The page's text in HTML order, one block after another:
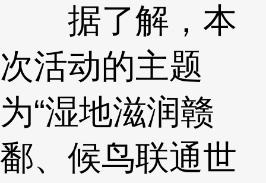
据了解，本
次活动的主题
为“湿地滋润赣
鄱、候鸟联通世